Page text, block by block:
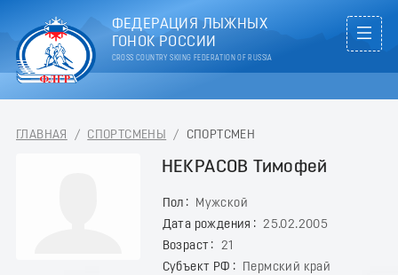
ФЕДЕРАЦИЯ ЛЫЖНЫХ
ГОНОК РОССИИ
CROSS COUNTRY SKIING FEDERATION OF RUSSIA
ГЛАВНАЯ / СПОРТСМЕНЫ / СПОРТСМЕН
НЕКРАСОВ Тимофей
Пол
Мужской
Дата рождения
25.02.2005
Возраст
21
Субъект РФ
Пермский край